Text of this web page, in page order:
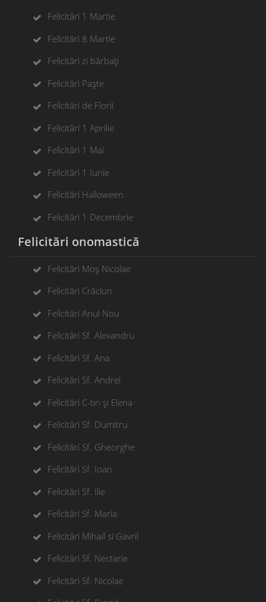
Felicitări 1 Martie
Felicitări 8 Martie
Felicitări zi bărbați
Felicitări Paște
Felicitări de Florii
Felicitări 1 Aprilie
Felicitări 1 Mai
Felicitări 1 Iunie
Felicitări Halloween
Felicitări 1 Decembrie
Felicitări onomastică
Felicitări Moș Nicolae
Felicitări Crăciun
Felicitări Anul Nou
Felicitări Sf. Alexandru
Felicitări Sf. Ana
Felicitări Sf. Andrei
Felicitări C-tin și Elena
Felicitări Sf. Dumitru
Felicitări Sf. Gheorghe
Felicitări Sf. Ioan
Felicitări Sf. Ilie
Felicitări Sf. Maria
Felicitări Mihail si Gavril
Felicitări Sf. Nectarie
Felicitări Sf. Nicolae